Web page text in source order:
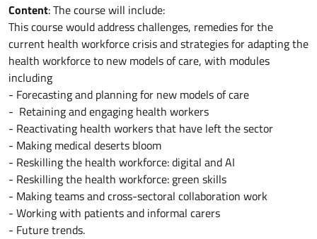
Content: The course will include:
This course would address challenges, remedies for the
current health workforce crisis and strategies for adapting the
health workforce to new models of care, with modules
including
- Forecasting and planning for new models of care
- Retaining and engaging health workers
- Reactivating health workers that have left the sector
- Making medical deserts bloom
- Reskilling the health workforce: digital and AI
- Reskilling the health workforce: green skills
- Making teams and cross-sectoral collaboration work
- Working with patients and informal carers
- Future trends.